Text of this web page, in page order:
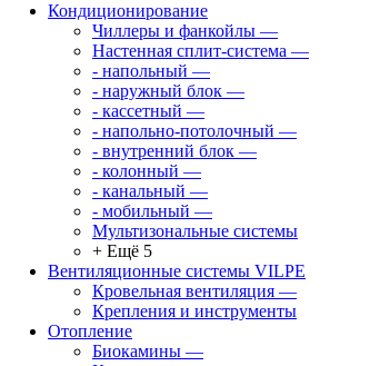
Кондиционирование
Чиллеры и фанкойлы —
Настенная сплит-система —
- напольный —
- наружный блок —
- кассетный —
- напольно-потолочный —
- внутренний блок —
- колонный —
- канальный —
- мобильный —
Мультизональные системы
+ Ещё 5
Вентиляционные системы VILPE
Кровельная вентиляция —
Крепления и инструменты
Отопление
Биокамины —